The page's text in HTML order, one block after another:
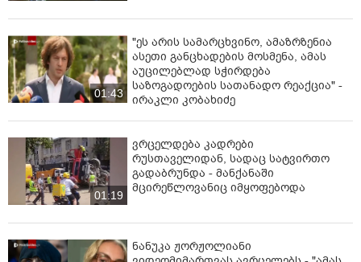
01:43
"ეს არის სამარცხვინო, ამაზრზენია
ასეთი განცხადების მოსმენა, ამას
აუცილებლად სჭირდება
საზოგადოების სათანადო რეაქცია" -
ირაკლი კობახიძე
01:19
ვრცელდება კადრები
რუსთაველიდან, სადაც სატვირთო
გადაბრუნდა - მანქანაში
მცირეწლოვანიც იმყოფებოდა
ნანუკა ჟორჟოლიანი